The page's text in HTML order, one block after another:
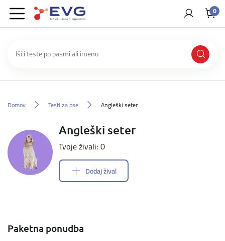
0
Domov Testi za pse Angleški seter
Angleški seter
Tvoje živali: 0
Dodaj žival
Paketna ponudba